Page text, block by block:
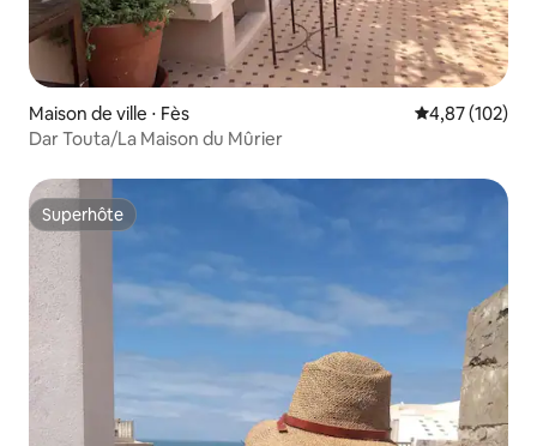
Maison de ville ⋅ Fès Évaluation
4,87 (102)
Dar Touta/La Maison du Mûrier
Superhôte
Superhôte